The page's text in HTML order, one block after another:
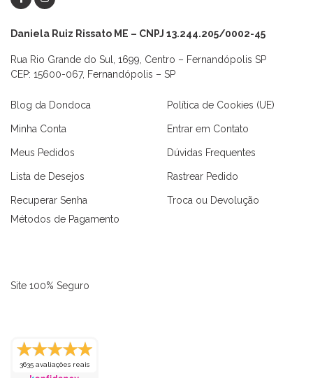
Macaquinhos
Daniela Ruiz Rissato ME – CNPJ 13.244.205/0002-45
Rua Rio Grande do Sul, 1699, Centro – Fernandópolis SP
CEP: 15600-067, Fernandópolis – SP
Blog da Dondoca
Minha Conta
Meus Pedidos
Lista de Desejos
Recuperar Senha
Política de Cookies (UE)
Entrar em Contato
Dúvidas Frequentes
Rastrear Pedido
Troca ou Devolução
Métodos de Pagamento
Site 100% Seguro
3635 avaliações reais